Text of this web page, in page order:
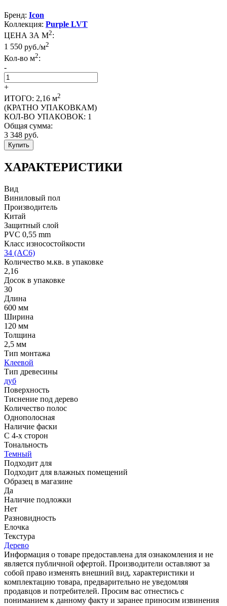
Бренд: Icon
Коллекция: Purple LVT
ЦЕНА ЗА М2:
1 550 руб./м2
Кол-во м2:
-
+
ИТОГО: 2,16 м2
(КРАТНО УПАКОВКАМ)
КОЛ-ВО УПАКОВОК: 1
Общая сумма:
3 348 руб.
Купить
ХАРАКТЕРИСТИКИ
Вид
Виниловый пол
Производитель
Китай
Защитный слой
PVC 0,55 mm
Класс износостойкости
34 (AC6)
Количество м.кв. в упаковке
2,16
Досок в упаковке
30
Длина
600 мм
Ширина
120 мм
Толщина
2,5 мм
Тип монтажа
Клеевой
Тип древесины
дуб
Поверхность
Тиснение под дерево
Количество полос
Однополосная
Наличие фаски
С 4-х сторон
Тональность
Темный
Подходит для
Подходит для влажных помещений
Образец в магазине
Да
Наличие подложки
Нет
Разновидность
Елочка
Текстура
Дерево
Информация о товаре предоставлена для ознакомления и не
является публичной офертой. Производители оставляют за
собой право изменять внешний вид, характеристики и
комплектацию товара, предварительно не уведомляя
продавцов и потребителей. Просим вас отнестись с
пониманием к данному факту и заранее приносим извинения